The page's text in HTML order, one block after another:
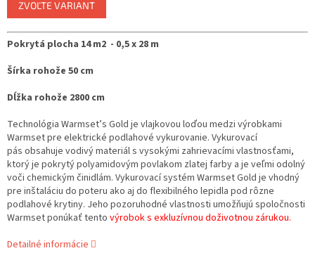
cena:
ZVOĽTE VARIANT
Pokrytá plocha 14 m2 - 0,5 x 28 m
Šírka rohože 50 cm
Dĺžka rohože 2800 cm
Technológia Warmset’s Gold je vlajkovou loďou medzi výrobkami
Warmset pre elektrické podlahové vykurovanie. Vykurovací
pás obsahuje vodivý materiál s vysokými zahrievacími vlastnosťami,
ktorý je pokrytý polyamidovým povlakom zlatej farby a je veľmi odolný
voči chemickým činidlám. Vykurovací systém Warmset Gold je vhodný
pre inštaláciu do poteru ako aj do flexibilného lepidla pod rôzne
podlahové krytiny. Jeho pozoruhodné vlastnosti umožňujú spoločnosti
Warmset ponúkať tento výrobok s exkluzívnou doživotnou zárukou.
Detailné informácie